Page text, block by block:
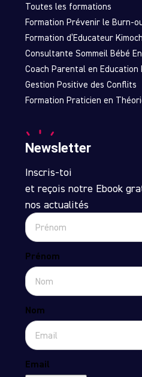
Toutes les formations
Formation Prévenir le Burn-
Formation d’Educateur
Consultante Sommeil Bébé
Coach Parental en Education
Gestion Positive des Conflits
Formation Praticien en
Newsletter
Inscris-toi
et reçois notre Ebook
nos actualités
Prénom
Nom
Email